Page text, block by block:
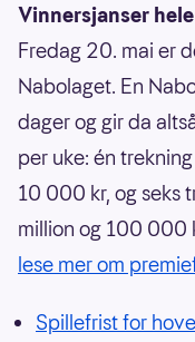
Vinnersjanser
Fredag 20. mai er
Nabolaget. En
dager og gir da
per uke: én
10 000 kr, og seks
million og 100 000
lese mer om
Spillefrist for